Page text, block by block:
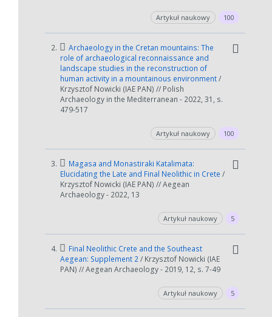
Artykuł naukowy 100
2.
Archaeology in the Cretan mountains: The
role of archaeological reconnaissance and
landscape studies in the reconstruction of
human activity in a mountainous environment/
Krzysztof Nowicki (IAE PAN) // Polish
Archaeology in the Mediterranean - 2022, 31, s.
479-517
Artykuł naukowy 100
3.
Magasa and Monastiraki Katalimata:
Elucidating the Late and Final Neolithic in Crete /
Krzysztof Nowicki (IAE PAN) // Aegean
Archaeology - 2022, 13
Artykuł naukowy 5
4.
Final Neolithic Crete and the Southeast
Aegean: Supplement 2/ Krzysztof Nowicki (IAE
PAN) // Aegean Archaeology - 2019, 12, s. 7-49
Artykuł naukowy 5